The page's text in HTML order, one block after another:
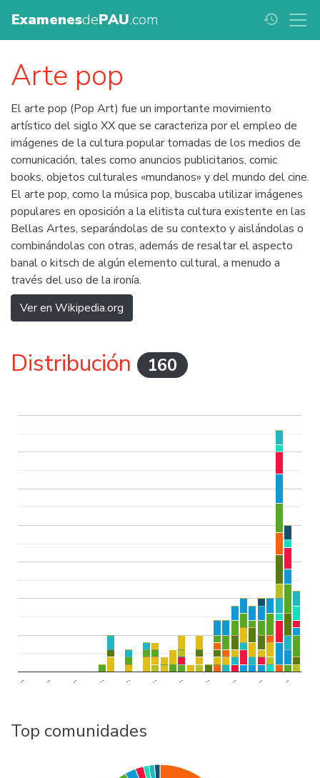
ExamenesdePAU.com history
Arte pop
El arte pop (Pop Art) fue un importante movimiento
artístico del siglo XX que se caracteriza por el empleo de
imágenes de la cultura popular tomadas de los medios de
comunicación, tales como anuncios publicitarios, comic
books, objetos culturales «mundanos» y del mundo del cine.
El arte pop, como la música pop, buscaba utilizar imágenes
populares en oposición a la elitista cultura existente en las
Bellas Artes, separándolas de su contexto y aislándolas o
combinándolas con otras, además de resaltar el aspecto
banal o kitsch de algún elemento cultural, a menudo a
través del uso de la ironía.
Ver en Wikipedia.org
Distribución 160
.. .. .. .. .. .. .. .. .. .. ..
Top comunidades